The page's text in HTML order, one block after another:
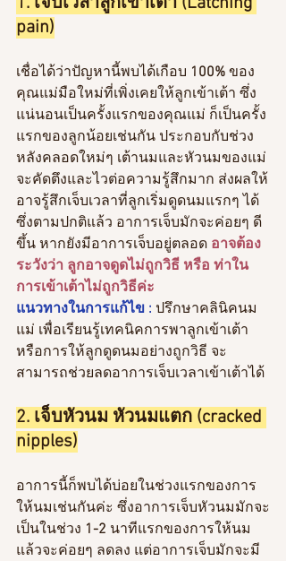
pain)
เชื่อได้ว่าปัญหานี้พบได้เกือบ 100% ของ
คุณแม่มือใหม่ที่เพิ่งเคยให้ลูกเข้าเต้า ซึ่ง
แน่นอนเป็นครั้งแรกของคุณแม่ ก็เป็นครั้ง
แรกของลูกน้อยเช่นกัน ประกอบกับช่วง
หลังคลอดใหม่ๆ เต้านมและหัวนมของแม่
จะคัดตึงและไวต่อความรู้สึกมาก ส่งผลให้
อาจรู้สึกเจ็บเวลาที่ลูกเริ่มดูดนมแรกๆ ได้
ซึ่งตามปกติแล้ว อาการเจ็บมักจะค่อยๆ ดี
ขึ้น หากยังมีอาการเจ็บอยู่ตลอด อาจต้อง
ระวังว่า ลูกอาจดูดไม่ถูกวิธี หรือ ท่าใน
การเข้าเต้าไม่ถูกวิธีค่ะ
แนวทางในการแก้ไข : ปรึกษาคลินิคนม
แม่ เพื่อเรียนรู้เทคนิคการพาลูกเข้าเต้า
หรือการให้ลูกดูดนมอย่างถูกวิธี จะ
สามารถช่วยลดอาการเจ็บเวลาเข้าเต้าได้
2. เจ็บหัวนม หัวนมแตก (cracked
nipples)
อาการนี้ก็พบได้บ่อยในช่วงแรกของการ
ให้นมเช่นกันค่ะ ซึ่งอาการเจ็บหัวนมมักจะ
เป็นในช่วง 1-2 นาทีแรกของการให้นม
แล้วจะค่อยๆ ลดลง แต่อาการเจ็บมักจะมี